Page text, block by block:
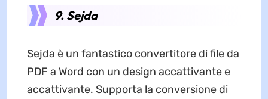
9. Sejda
Sejda è un fantastico convertitore di file da
PDF a Word con un design accattivante e
accattivante. Supporta la conversione di